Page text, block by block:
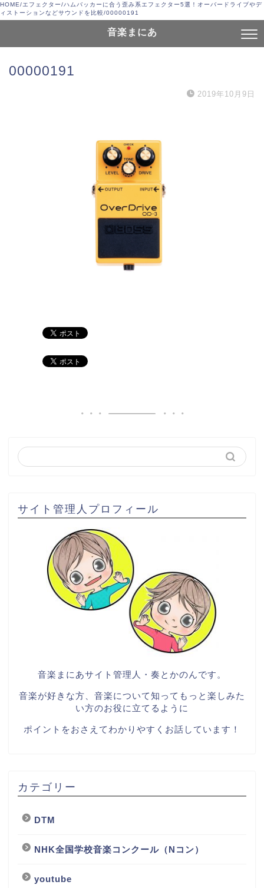
HOME/エフェクター/ハムバッカーに合う歪み系エフェクター5選！オーバードライブやデ
ィストーションなどサウンドを比較/00000191
音楽まにあ
00000191
2019年10月9日
サイト管理人プロフィール
音楽まにあサイト管理人・奏とかのんです。
音楽が好きな方、音楽について知ってもっと楽しみた
い方のお役に立てるように
ポイントをおさえてわかりやすくお話しています！
カテゴリー
DTM
NHK全国学校音楽コンクール（Nコン）
youtube